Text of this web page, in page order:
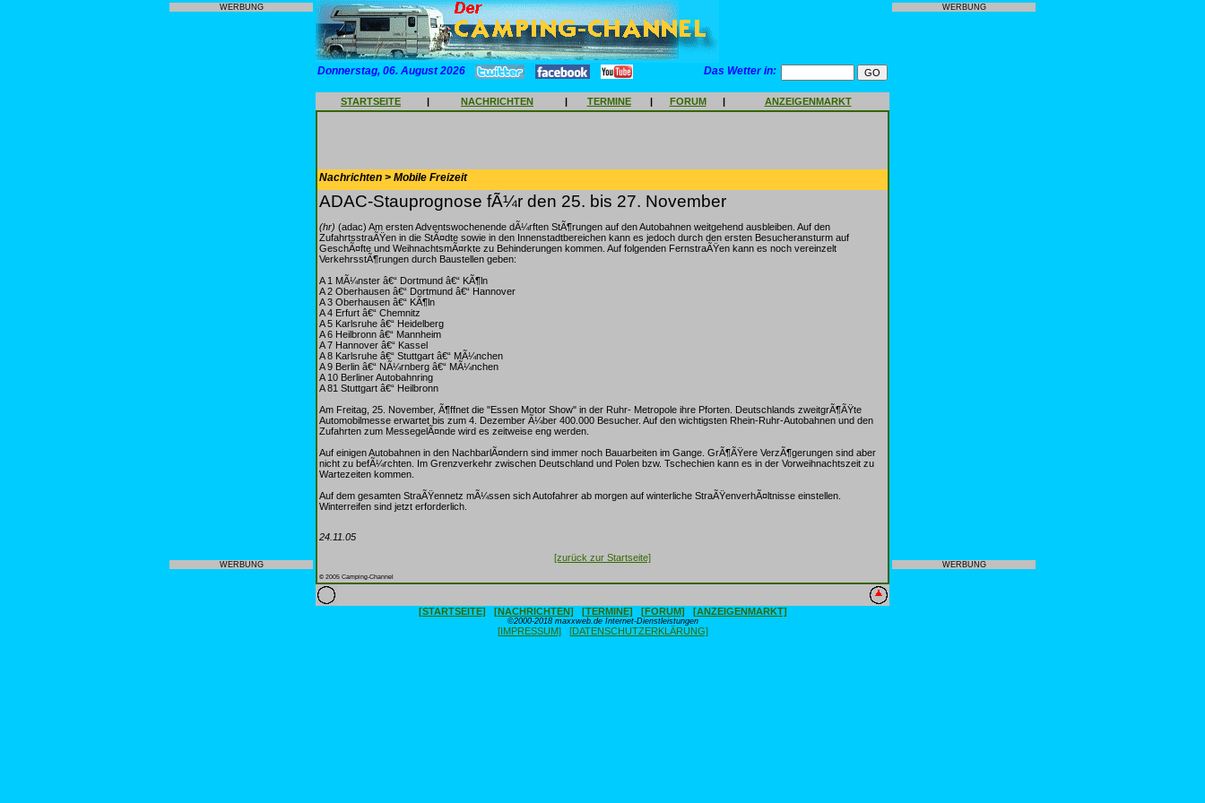
WERBUNG
WERBUNG
Donnerstag, 06. August 2026 Das Wetter in:
STARTSEITE | NACHRICHTEN | TERMINE | FORUM | ANZEIGENMARKT
Nachrichten > Mobile Freizeit
ADAC-Stauprognose fÃ¼r den 25. bis 27. November
(hr) (adac) Am ersten Adventswochenende dÃ¼rften StÃ¶rungen auf den Autobahnen weitgehend ausbleiben. Auf den
ZufahrtsstraÃŸen in die StÃ¤dte sowie in den Innenstadtbereichen kann es jedoch durch den ersten Besucheransturm auf
GeschÃ¤fte und WeihnachtsmÃ¤rkte zu Behinderungen kommen. Auf folgenden FernstraÃŸen kann es noch vereinzelt
VerkehrsstÃ¶rungen durch Baustellen geben:
A 1 MÃ¼nster â€“ Dortmund â€“ KÃ¶ln
A 2 Oberhausen â€“ Dortmund â€“ Hannover
A 3 Oberhausen â€“ KÃ¶ln
A 4 Erfurt â€“ Chemnitz
A 5 Karlsruhe â€“ Heidelberg
A 6 Heilbronn â€“ Mannheim
A 7 Hannover â€“ Kassel
A 8 Karlsruhe â€“ Stuttgart â€“ MÃ¼nchen
A 9 Berlin â€“ NÃ¼rnberg â€“ MÃ¼nchen
A 10 Berliner Autobahnring
A 81 Stuttgart â€“ Heilbronn
Am Freitag, 25. November, Ã¶ffnet die "Essen Motor Show" in der Ruhr- Metropole ihre Pforten. Deutschlands zweitgrÃ¶ÃŸte
Automobilmesse erwartet bis zum 4. Dezember Ã¼ber 400.000 Besucher. Auf den wichtigsten Rhein-Ruhr-Autobahnen und den
Zufahrten zum MessegelÃ¤nde wird es zeitweise eng werden.
Auf einigen Autobahnen in den NachbarlÃ¤ndern sind immer noch Bauarbeiten im Gange. GrÃ¶ÃŸere VerzÃ¶gerungen sind aber
nicht zu befÃ¼rchten. Im Grenzverkehr zwischen Deutschland und Polen bzw. Tschechien kann es in der Vorweihnachtszeit zu
Wartezeiten kommen.
Auf dem gesamten StraÃŸennetz mÃ¼ssen sich Autofahrer ab morgen auf winterliche StraÃŸenverhÃ¤ltnisse einstellen.
Winterreifen sind jetzt erforderlich.
24.11.05
[zurück zur Startseite]
© 2005 Camping-Channel
[STARTSEITE] [NACHRICHTEN] [TERMINE] [FORUM] [ANZEIGENMARKT]
©2000-2018 maxxweb.de Internet-Dienstleistungen
[IMPRESSUM] [DATENSCHUTZERKLÄRUNG]
WERBUNG
WERBUNG